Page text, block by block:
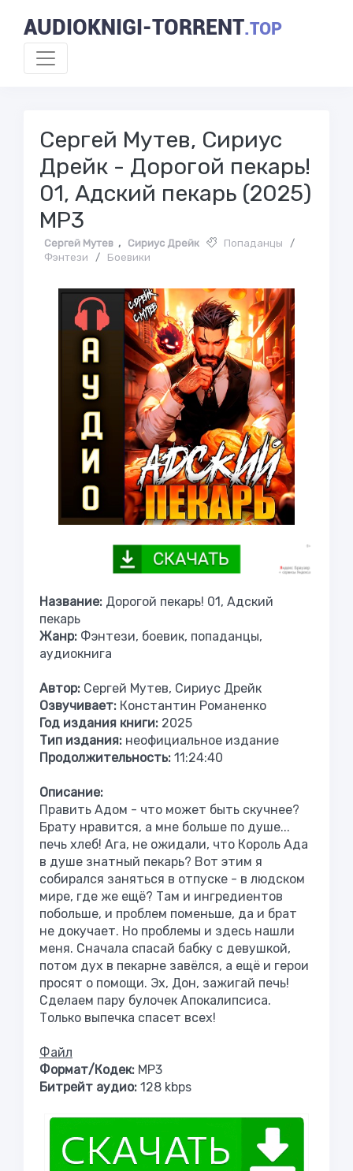
AUDIOKNIGI-TORRENT.TOP
Сергей Мутев, Сириус
Дрейк - Дорогой пекарь!
01, Адский пекарь (2025)
МР3
Сергей Мутев , Сириус Дрейк Попаданцы
/
Фэнтези
/ Боевики
Название: Дорогой пекарь! 01, Адский
пекарь
Жанр: Фэнтези, боевик, попаданцы,
аудиокнига
Автор: Сергей Мутев, Сириус Дрейк
Озвучивает: Константин Романенко
Год издания книги: 2025
Тип издания: неофициальное издание
Продолжительность: 11:24:40
Описание:
Править Адом - что может быть скучнее?
Брату нравится, а мне больше по душе...
печь хлеб! Ага, не ожидали, что Король Ада
в душе знатный пекарь? Вот этим я
собирался заняться в отпуске - в людском
мире, где же ещё? Там и ингредиентов
побольше, и проблем поменьше, да и брат
не докучает. Но проблемы и здесь нашли
меня. Сначала спасай бабку с девушкой,
потом дух в пекарне завёлся, а ещё и герои
просят о помощи. Эх, Дон, зажигай печь!
Сделаем пару булочек Апокалипсиса.
Только выпечка спасет всех!
Файл
Формат/Кодек: МР3
Битрейт аудио: 128 kbps